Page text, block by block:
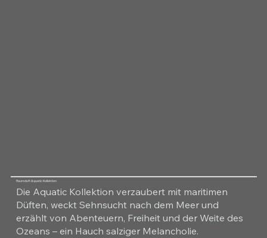
Raumduft Aquatic Kollektion
Die Aquatic Kollektion verzaubert mit maritimen
Düften, weckt Sehnsucht nach dem Meer und
erzählt von Abenteuern, Freiheit und der Weite des
Ozeans – ein Hauch salziger Melancholie.